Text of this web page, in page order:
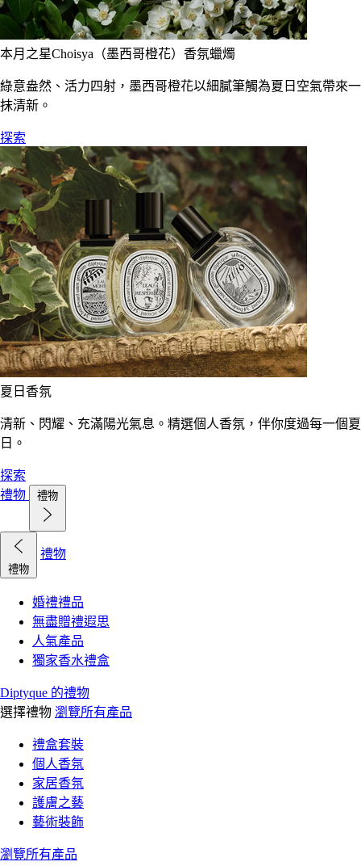
本月之星Choisya（墨西哥橙花）香氛蠟燭
綠意盎然、活力四射，墨西哥橙花以細膩筆觸為夏日空氣帶來一
抹清新。
探索
夏日香氛
清新、閃耀、充滿陽光氣息。精選個人香氛，伴你度過每一個夏
日。
探索
禮物
禮物
禮物
禮物
婚禮禮品
無盡贈禮遐思
人氣產品
獨家香水禮盒
Diptyque 的禮物
選擇禮物 瀏覽所有產品
禮盒套裝
個人香氛
家居香氛
護膚之藝
藝術裝飾
瀏覽所有產品